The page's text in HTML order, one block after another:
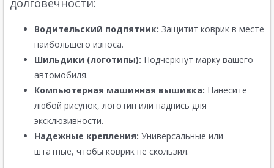
Водительский подпятник: Защитит коврик в месте
наибольшего износа.
Шильдики (логотипы): Подчеркнут марку вашего
автомобиля.
Компьютерная машинная вышивка: Нанесите
любой рисунок, логотип или надпись для
эксклюзивности.
Надежные крепления: Универсальные или
штатные, чтобы коврик не скользил.